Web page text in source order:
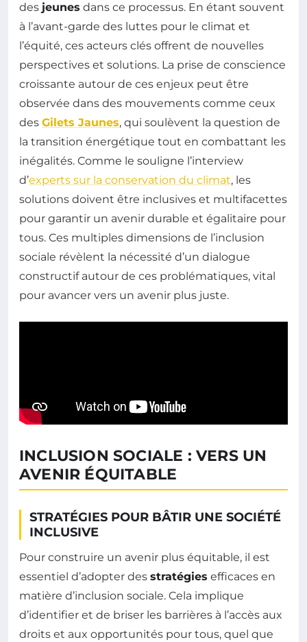
des jeunes dans ce processus. En étant souvent
à l’avant-garde des luttes pour le climat et
l’équité, ces acteurs clés offrent de nouvelles
perspectives et solutions. La prise de conscience
croissante autour de ces enjeux peut être
observée dans des mouvements comme ceux
des Gilets Jaunes, qui soulèvent la question de
la transition énergétique tout en combattant les
inégalités. Comme le souligne l’interview
d’experts sur la conservation du climat, les
solutions doivent être inclusives et multifacettes
pour garantir un avenir durable et égalitaire pour
tous. Ces multiples dimensions de l’inclusion
sociale révèlent la nécessité d’un dialogue
constructif autour de ces problématiques, vital
pour avancer vers un avenir plus juste.
INCLUSION SOCIALE : VERS UN
AVENIR ÉQUITABLE
STRATÉGIES POUR BÂTIR UNE SOCIÉTÉ
INCLUSIVE
Pour construire un avenir plus équitable, il est
essentiel d’adopter des stratégies efficaces en
matière d’inclusion sociale. Cela implique
d’identifier et de briser les barrières à l’accès aux
droits et aux opportunités pour tous, quel que